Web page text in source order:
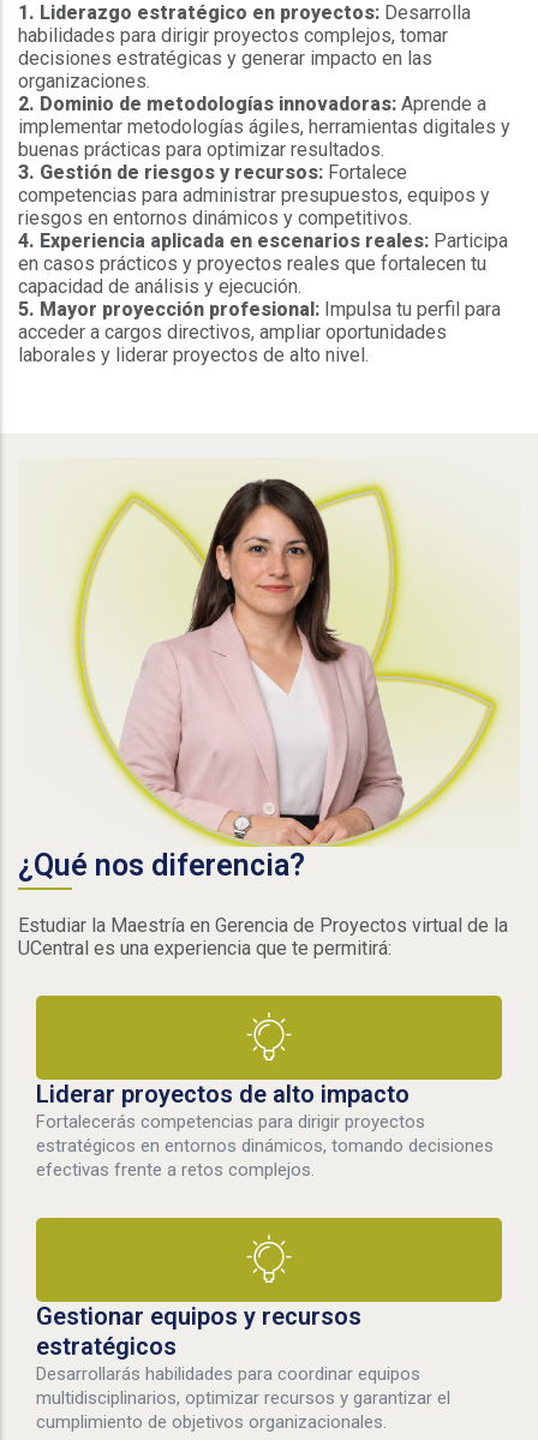
1. Liderazgo estratégico en proyectos: Desarrolla
habilidades para dirigir proyectos complejos, tomar
decisiones estratégicas y generar impacto en las
organizaciones.
2. Dominio de metodologías innovadoras: Aprende a
implementar metodologías ágiles, herramientas digitales y
buenas prácticas para optimizar resultados.
3. Gestión de riesgos y recursos: Fortalece
competencias para administrar presupuestos, equipos y
riesgos en entornos dinámicos y competitivos.
4. Experiencia aplicada en escenarios reales: Participa
en casos prácticos y proyectos reales que fortalecen tu
capacidad de análisis y ejecución.
5. Mayor proyección profesional: Impulsa tu perfil para
acceder a cargos directivos, ampliar oportunidades
laborales y liderar proyectos de alto nivel.
¿Qué nos diferencia?
Estudiar la Maestría en Gerencia de Proyectos virtual de la
UCentral es una experiencia que te permitirá:
Liderar proyectos de alto impacto
Fortalecerás competencias para dirigir proyectos
estratégicos en entornos dinámicos, tomando decisiones
efectivas frente a retos complejos.
Gestionar equipos y recursos
estratégicos
Desarrollarás habilidades para coordinar equipos
multidisciplinarios, optimizar recursos y garantizar el
cumplimiento de objetivos organizacionales.